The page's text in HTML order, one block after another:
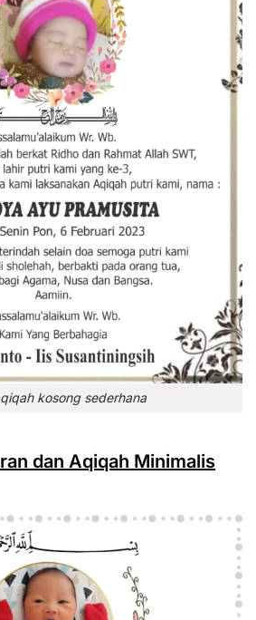
kosong sederhana
dan Aqiqah Minimalis